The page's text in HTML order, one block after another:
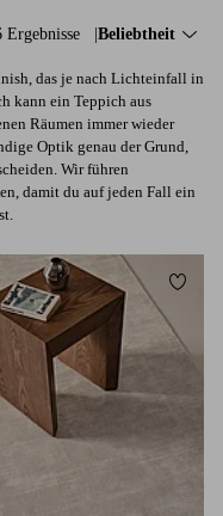
Ergebnisse Sortieren nach:
Beliebtheit
das je nach Lichteinfall in
kann ein Teppich aus
Räumen immer wieder
Optik genau der Grund,
Wir führen
damit du auf jeden Fall ein
hinzufügen Zu
160X230200X300 300X400